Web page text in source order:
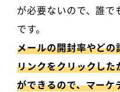
が必要ないので、誰
です。
メールの開封率やど
リンクをクリックし
ができるので、マー